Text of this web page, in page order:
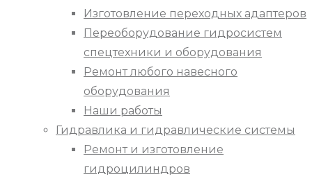
Изготовление переходных адаптеров
Переоборудование гидросистем
спецтехники и оборудования
Ремонт любого навесного
оборудования
Наши работы
Гидравлика и гидравлические системы
Ремонт и изготовление
гидроцилиндров